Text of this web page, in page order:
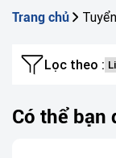
Trang chủ
Lọc theo :
Có thể bạn